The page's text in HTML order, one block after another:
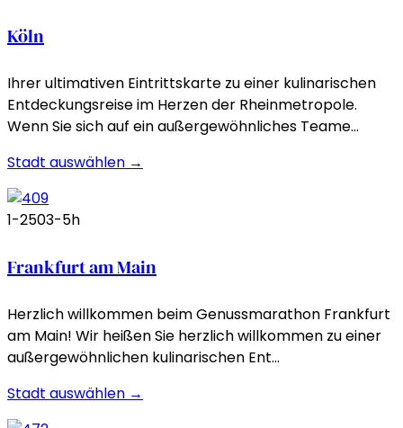
Köln
Ihrer ultimativen Eintrittskarte zu einer kulinarischen
Entdeckungsreise im Herzen der Rheinmetropole.
Wenn Sie sich auf ein außergewöhnliches Teame…
Stadt auswählen →
1-2503-5h
Frankfurt am Main
Herzlich willkommen beim Genussmarathon Frankfurt
am Main! Wir heißen Sie herzlich willkommen zu einer
außergewöhnlichen kulinarischen Ent…
Stadt auswählen →